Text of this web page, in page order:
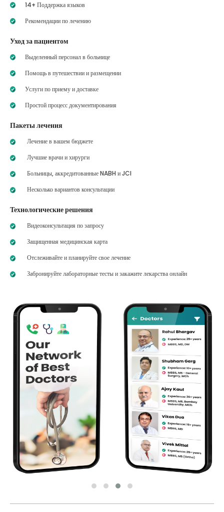
14+ Поддержка языков
Рекомендации по лечению
Уход за пациентом
Выделенный персонал в больнице
Помощь в путешествии и размещении
Услуги по приему и доставке
Простой процесс документирования
Пакеты лечения
Лечение в вашем бюджете
Лучшие врачи и хирурги
Больницы, аккредитованные NABH и JCI
Несколько вариантов консультации
Технологические решения
Видеоконсультация по запросу
Защищенная медицинская карта
Отслеживайте и планируйте свое лечение
Забронируйте лабораторные тесты и закажите лекарства онлайн